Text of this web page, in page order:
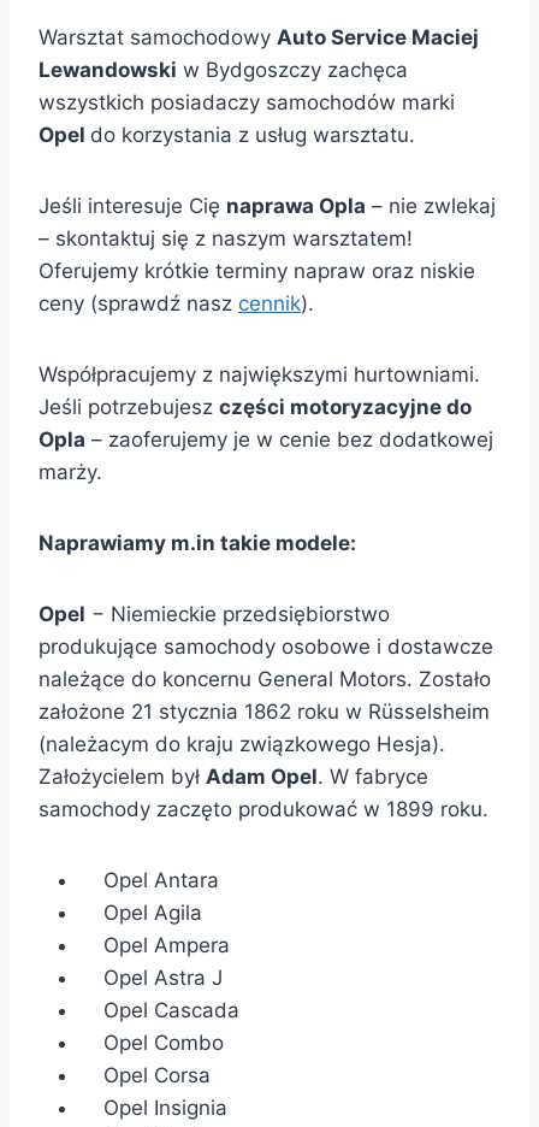
Warsztat samochodowy Auto Service Maciej
Lewandowski w Bydgoszczy zachęca
wszystkich posiadaczy samochodów marki
Opel do korzystania z usług warsztatu.
Jeśli interesuje Cię naprawa Opla – nie zwlekaj
– skontaktuj się z naszym warsztatem!
Oferujemy krótkie terminy napraw oraz niskie
ceny (sprawdź nasz cennik).
Współpracujemy z największymi hurtowniami.
Jeśli potrzebujesz części motoryzacyjne do
Opla – zaoferujemy je w cenie bez dodatkowej
marży.
Naprawiamy m.in takie modele:
Opel − Niemieckie przedsiębiorstwo
produkujące samochody osobowe i dostawcze
należące do koncernu General Motors. Zostało
założone 21 stycznia 1862 roku w Rüsselsheim
(należacym do kraju związkowego Hesja).
Założycielem był Adam Opel. W fabryce
samochody zaczęto produkować w 1899 roku.
Opel Antara
Opel Agila
Opel Ampera
Opel Astra J
Opel Cascada
Opel Combo
Opel Corsa
Opel Insignia